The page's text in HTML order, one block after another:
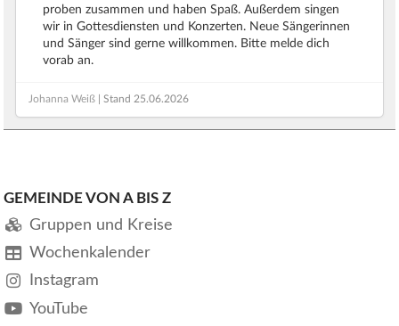
proben zusammen und haben Spaß. Außerdem singen
wir in Gottesdiensten und Konzerten. Neue Sängerinnen
und Sänger sind gerne willkommen. Bitte melde dich
vorab an.
Johanna Weiß | Stand 25.06.2026
GEMEINDE VON A BIS Z
Gruppen und Kreise
Wochenkalender
Instagram
YouTube